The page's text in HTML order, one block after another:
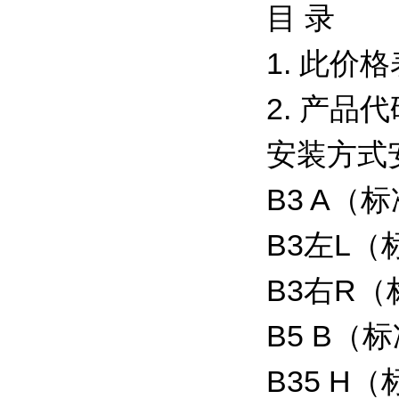
目 录
1. 此价
2. 产品
安装方式
B3 A（
B3左L（
B3右R（
B5 B（
B35 H（